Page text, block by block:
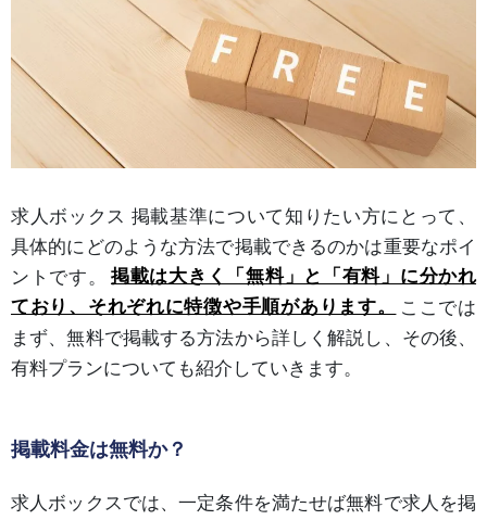
求人ボックス 掲載基準について知りたい方にとって、
具体的にどのような方法で掲載できるのかは重要なポイ
ントです。
掲載は大きく「無料」と「有料」に分かれ
ており、それぞれに特徴や手順があります。
ここでは
まず、無料で掲載する方法から詳しく解説し、その後、
有料プランについても紹介していきます。
掲載料金は無料か？
求人ボックスでは、一定条件を満たせば無料で求人を掲